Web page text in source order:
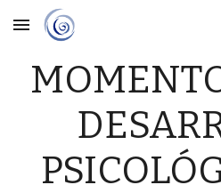
Skip to main content